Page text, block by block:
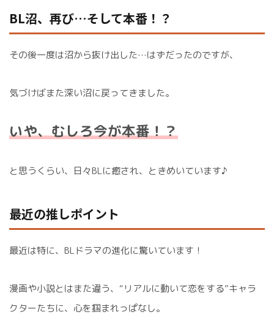
BL沼、再び…そして本番！？
その後一度は沼から抜け出した…はずだったのですが、
気づけばまた深い沼に戻ってきました。
いや、むしろ今が本番！？
と思うくらい、日々BLに癒され、ときめいています♪
最近の推しポイント
最近は特に、BLドラマの進化に驚いています！
漫画や小説とはまた違う、“リアルに動いて恋をする”キャラ
クターたちに、心を掴まれっぱなし。